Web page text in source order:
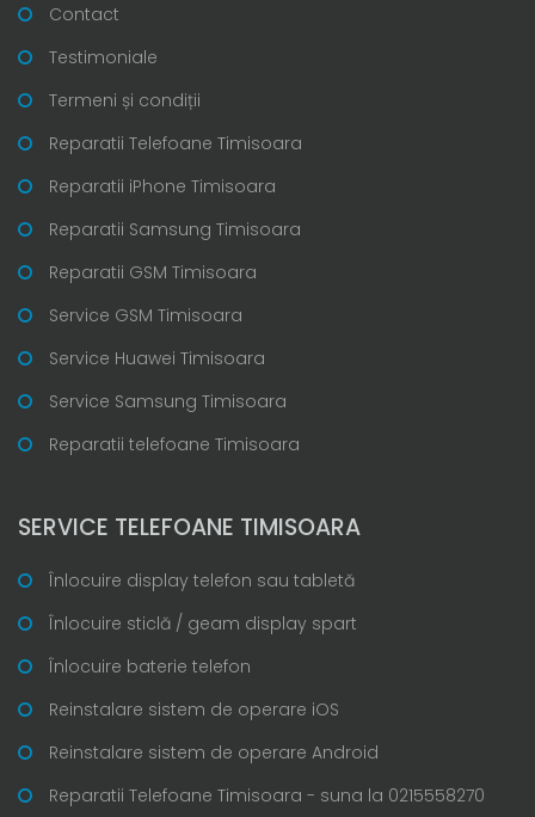
Contact
Testimoniale
Termeni și condiții
Reparatii Telefoane Timisoara
Reparatii iPhone Timisoara
Reparatii Samsung Timisoara
Reparatii GSM Timisoara
Service GSM Timisoara
Service Huawei Timisoara
Service Samsung Timisoara
Reparatii telefoane Timisoara
SERVICE TELEFOANE TIMISOARA
Înlocuire display telefon sau tabletă
Înlocuire sticlă / geam display spart
Înlocuire baterie telefon
Reinstalare sistem de operare iOS
Reinstalare sistem de operare Android
Reparatii Telefoane Timisoara - suna la 0215558270